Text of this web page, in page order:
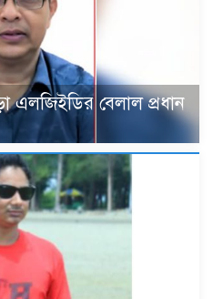
এলজিইডির বেলাল প্রধান